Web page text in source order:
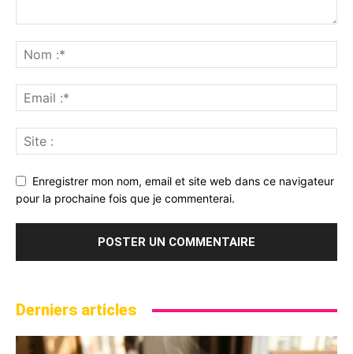
Enregistrer mon nom, email et site web dans ce navigateur
pour la prochaine fois que je commenterai.
Derniers articles